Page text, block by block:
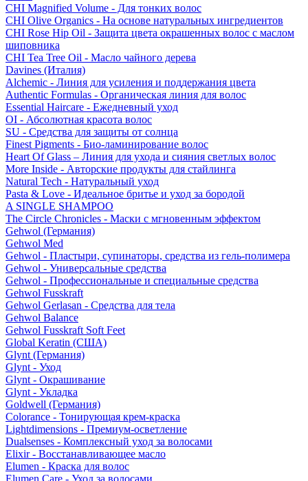
CHI Magnified Volume - Для тонких волос
CHI Olive Organics - На основе натуральных ингредиентов
CHI Rose Hip Oil - Защита цвета окрашенных волос с маслом
шиповника
CHI Tea Tree Oil - Масло чайного дерева
Davines (Италия)
Alchemic - Линия для усиления и поддержания цвета
Authentic Formulas - Органическая линия для волос
Essential Haircare - Eжедневный уход
OI - Абсолютная красота волос
SU - Средства для защиты от солнца
Finest Pigments - Био-ламинирование волос
Heart Of Glass – Линия для ухода и сияния светлых волос
More Inside - Авторские продукты для стайлинга
Natural Tech - Натуральный уход
Pasta & Love - Идеальное бритье и уход за бородой
A SINGLE SHAMPOO
The Circle Chronicles - Маски с мгновенным эффектом
Gehwol (Германия)
Gehwol Med
Gehwol - Пластыри, супинаторы, средства из гель-полимера
Gehwol - Универсальные средства
Gehwol - Профессиональные и специальные средства
Gehwol Fusskraft
Gehwol Gerlasan - Средства для тела
Gehwol Balance
Gehwol Fusskraft Soft Feet
Global Keratin (США)
Glynt (Германия)
Glynt - Уход
Glynt - Окрашивание
Glynt - Укладка
Goldwell (Германия)
Colorance - Тонирующая крем-краска
Lightdimensions - Премиум-осветление
Dualsenses - Комплексный уход за волосами
Elixir - Восстанавливающее масло
Elumen - Краска для волос
Elumen Care - Уход за волосами